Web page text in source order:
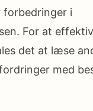
forbedringer i
For at
det at læse
med